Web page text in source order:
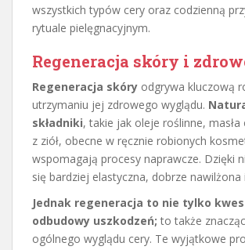
wszystkich typów cery oraz codzienną
rytuale pielęgnacyjnym.
Regeneracja skóry i
Regeneracja skóry odgrywa kluczową
utrzymaniu jej zdrowego wyglądu.
składniki, takie jak oleje roślinne,
z ziół, obecne w ręcznie robionych
wspomagają procesy naprawcze. Dzięki
się bardziej elastyczna, dobrze nawilżona
Jednak regeneracja to nie tylko
odbudowy uszkodzeń; to także
ogólnego wyglądu cery. Te wyjątkowe